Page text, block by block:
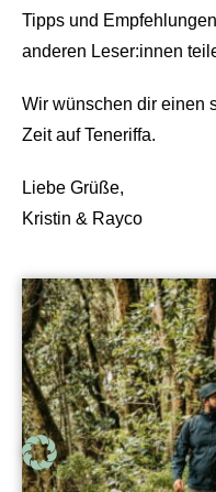
Tipps und
anderen Leser:innen
Wir wünschen dir einen
Zeit auf Teneriffa.
Liebe Grüße,
Kristin & Rayco